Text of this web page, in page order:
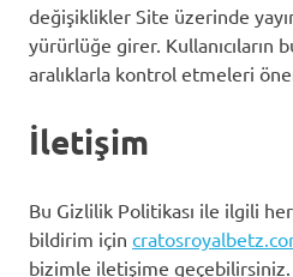
değişiklikler Site üzerinde
yürürlüğe girer. Kullanıcıların
aralıklarla kontrol etmeleri
İletişim
Bu Gizlilik Politikası ile ilgili
bildirim için
bizimle iletişime geçebilirsiniz.